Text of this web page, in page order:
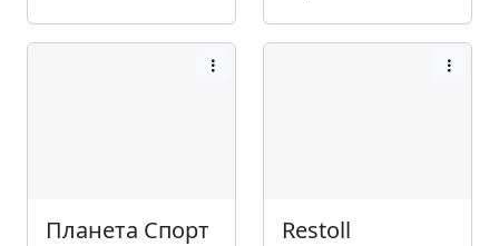
Планета Спорт Restoll